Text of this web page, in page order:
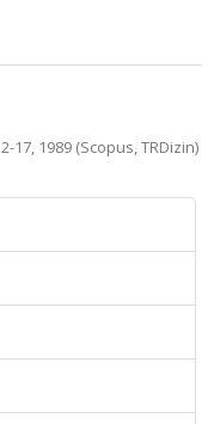
17, 1989 (Scopus, TRDizin)